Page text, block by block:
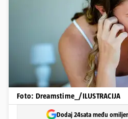
Foto: Dreamstime_/ILUSTRACIJA
Dodaj 24sata među